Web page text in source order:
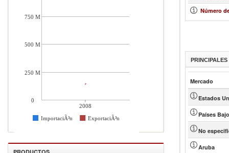
2008
ImportaciÃ³n ExportaciÃ³n
750 M
500 M
250 M
0
Número
Mercado
Estados
Países
No
Aruba